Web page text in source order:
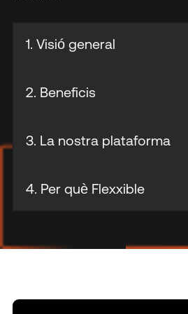
1. Visió general
2. Beneficis
3. La nostra plataforma
4. Per què Flexxible